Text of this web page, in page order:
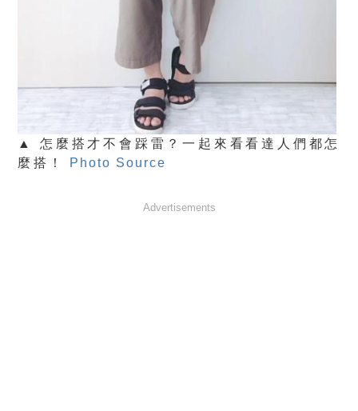
▲ 怎麼搭才不會踩雷？一起來看看達人們都怎
麼搭！
Photo Source
Advertisements